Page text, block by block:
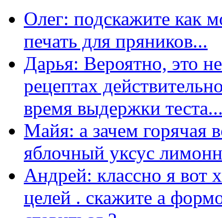
Олег: подскажите как
печать для пряников...
Дарья: Вероятно, это
рецептах
время выдержки
Майя: а зачем горячая
яблочный уксус
Андрей: классно я вот
целей . скажите а